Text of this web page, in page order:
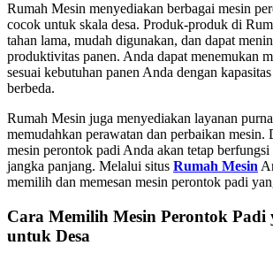
Rumah Mesin menyediakan berbagai mesin
cocok untuk skala desa. Produk-produk di
tahan lama, mudah digunakan, dan dapat
produktivitas panen. Anda dapat menemukan
sesuai kebutuhan panen Anda dengan
berbeda.
Rumah Mesin juga menyediakan layanan
memudahkan perawatan dan perbaikan mesin.
mesin perontok padi Anda akan tetap
jangka panjang. Melalui situs Rumah Mesin
memilih dan memesan mesin perontok padi
Cara Memilih Mesin Perontok Padi
untuk Desa